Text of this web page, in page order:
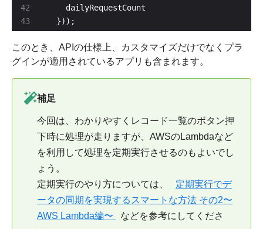
43
  }));
このとき、APIの仕様上、カスタマイズだけでなくプラ
グインが適用されているアプリも含まれます。
補足
今回は、わかりやすくレコード一覧のボタン押
下時に処理が走りますが、AWSのLambdaなど
を利用して処理を定期実行させるのもよいでし
ょう。
定期実行のやり方については、
定期実行でデ
ータの同期を実現するスマートな方法 その2〜
AWS Lambda編〜
などを参考にしてくださ